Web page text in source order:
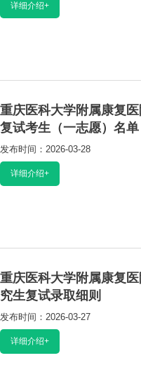
阅读：3046
详细介绍+
重庆医科大学附属康复
复试考生（一志愿）名单
发布时间：2026-03-28
阅读：2369
详细介绍+
重庆医科大学附属康复
究生复试录取细则
发布时间：2026-03-27
阅读：3040
详细介绍+